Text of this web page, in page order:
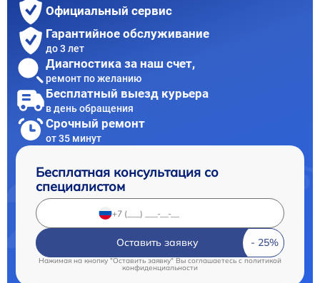
Официальный сервис
Гарантийное обслуживание
до 3 лет
Диагностика за наш счет,
ремонт по желанию
Бесплатный выезд курьера
в день обращения
Срочный ремонт
от 35 минут
Бесплатная консультация со
специалистом
Оставить заявку
Нажимая на кнопку "Оставить заявку" Вы соглашаетесь c политикой
конфиденциальности